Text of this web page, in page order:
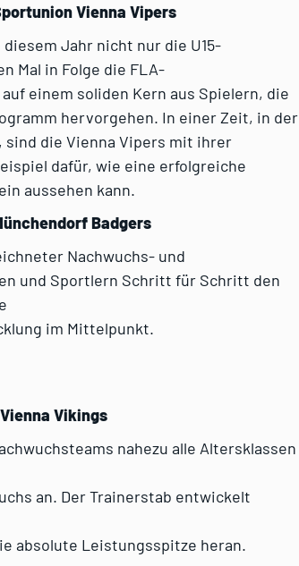
Vienna Vipers
Jahr nicht nur die U15-
Mal in Folge die FLA-
einem soliden Kern aus Spielern, die
hervorgehen. In einer Zeit, in der
die Vienna Vipers mit ihrer
dafür, wie eine erfolgreiche
aussehen kann.
Badgers
Nachwuchs- und
und Sportlern Schritt für Schritt den
im Mittelpunkt.
Vikings
nahezu alle Altersklassen
an. Der Trainerstab entwickelt
absolute Leistungsspitze heran.